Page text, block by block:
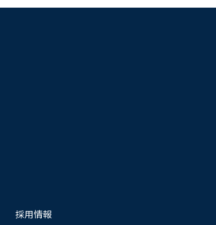
採用情報